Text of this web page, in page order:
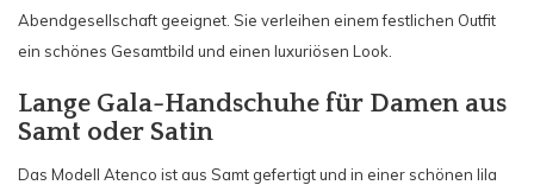
Abendgesellschaft geeignet. Sie verleihen einem festlichen Outfit
ein schönes Gesamtbild und einen luxuriösen Look.
Lange Gala-Handschuhe für Damen aus
Samt oder Satin
Das Modell Atenco ist aus Samt gefertigt und in einer schönen lila